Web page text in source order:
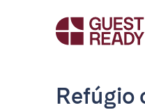
Refúgio